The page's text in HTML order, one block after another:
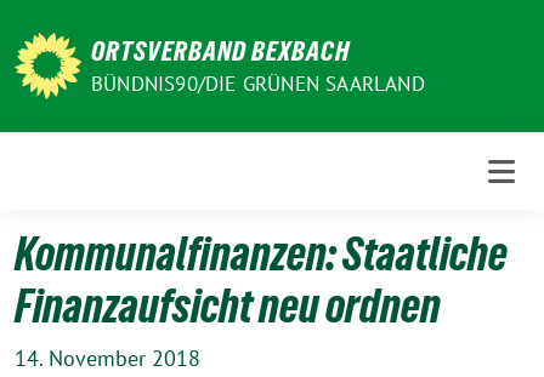
zum
Inhalt
ORTSVERBAND BEXBACH
BÜNDNIS90/DIE GRÜNEN SAARLAND
Kommunalfinanzen: Staatliche
Finanzaufsicht neu ordnen
14. November 2018